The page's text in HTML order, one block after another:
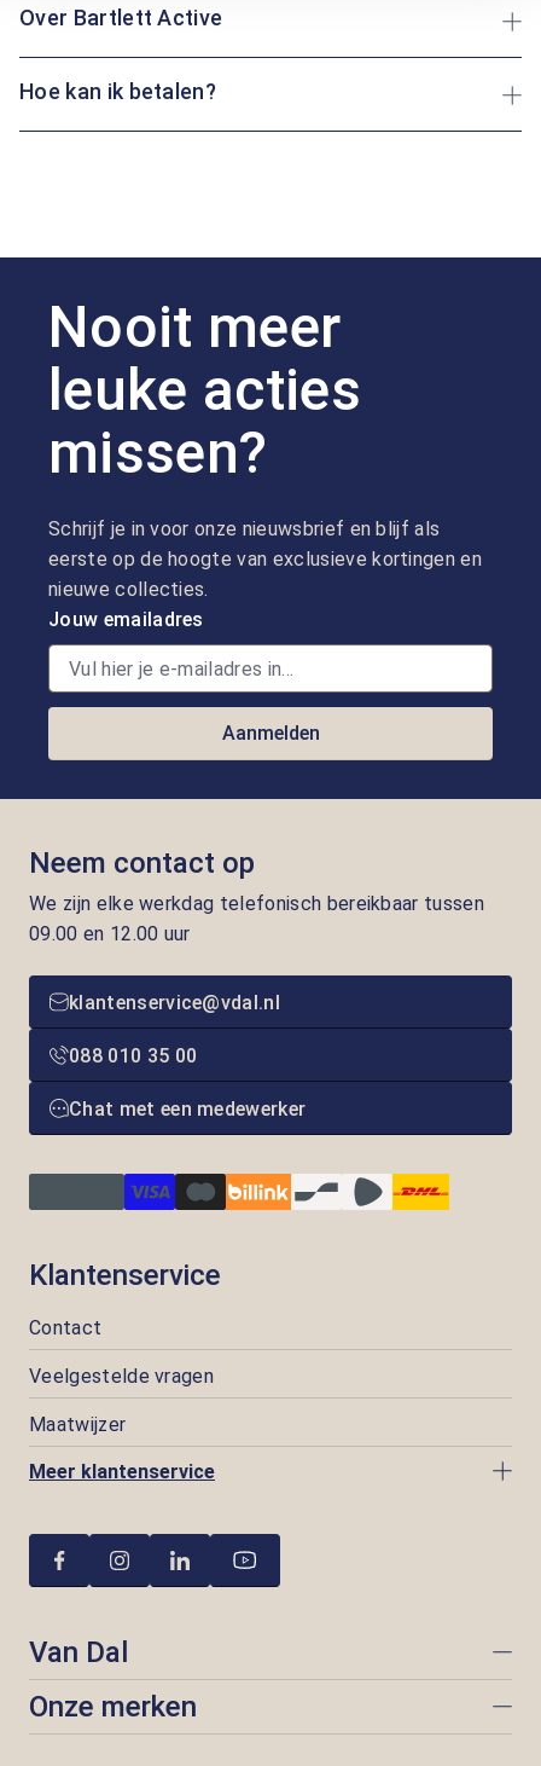
Over Bartlett Active
Hoe kan ik betalen?
Nooit meer
leuke acties
missen?
Schrijf je in voor onze nieuwsbrief en blijf als
eerste op de hoogte van exclusieve kortingen en
nieuwe collecties.
Jouw emailadres
Aanmelden
Neem contact op
We zijn elke werkdag telefonisch bereikbaar tussen
09.00 en 12.00 uur
klantenservice@vdal.nl
088 010 35 00
Chat met een medewerker
Klantenservice
Contact
Veelgestelde vragen
Maatwijzer
Meer klantenservice
Van Dal
Onze merken